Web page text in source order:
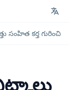
సంహిత కర్త గురించి